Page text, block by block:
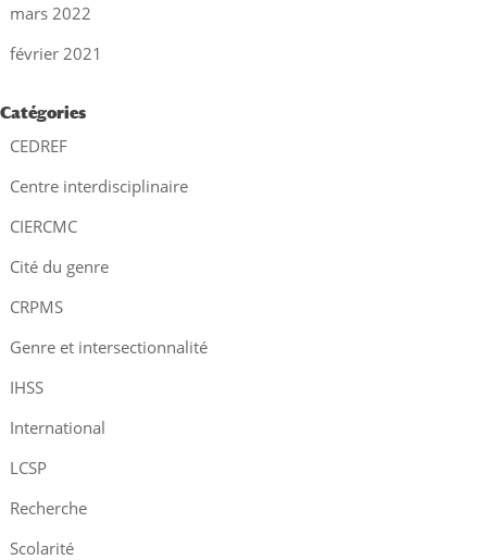
mars 2022
février 2021
Catégories
CEDREF
Centre interdisciplinaire
CIERCMC
Cité du genre
CRPMS
Genre et intersectionnalité
IHSS
International
LCSP
Recherche
Scolarité